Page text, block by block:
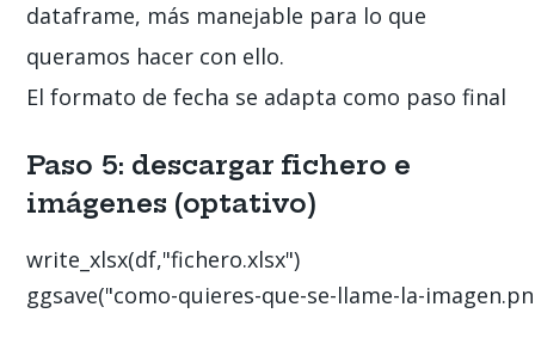
dataframe, más manejable para lo que
queramos hacer con ello.
El formato de fecha se adapta como paso final
Paso 5: descargar fichero e
imágenes (optativo)
write_xlsx(df,"fichero.xlsx")
ggsave("como-quieres-que-se-llame-la-